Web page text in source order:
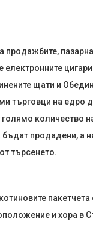
продажбите,
електронните
щати и
търговци на едро
голямо количество
продадени, а
търсенето.
пакетчета
и хора в